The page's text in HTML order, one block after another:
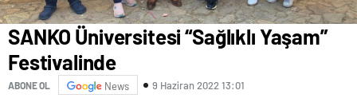
SANKO Üniversitesi “Sağlıklı Yaşam”
Festivalinde
ABONE OL News 9 Haziran 2022 13:01